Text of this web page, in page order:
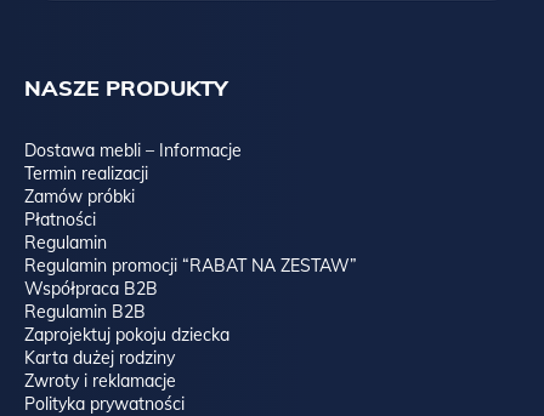
NASZE PRODUKTY
Dostawa mebli – Informacje
Termin realizacji
Zamów próbki
Płatności
Regulamin
Regulamin promocji “RABAT NA ZESTAW”
Współpraca B2B
Regulamin B2B
Zaprojektuj pokoju dziecka
Karta dużej rodziny
Zwroty i reklamacje
Polityka prywatności